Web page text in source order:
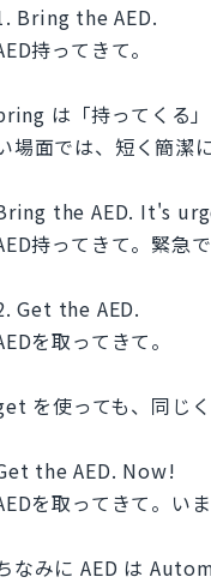
Bring the AED.
持ってきて。
は「持ってくる
場面では、短く簡潔
the AED. It's
持ってきて。緊急で
Get the AED.
を取ってきて。
を使っても、同じ
the AED. Now!
を取ってきて。い
なみに AED は